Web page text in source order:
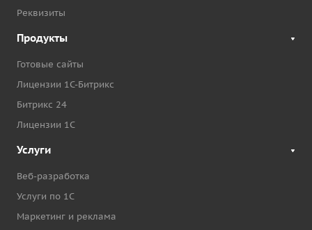
Реквизиты
Продукты
Готовые сайты
Лицензии 1С-Битрикс
Битрикс 24
Лицензии 1С
Услуги
Веб-разработка
Услуги по 1С
Маркетинг и реклама